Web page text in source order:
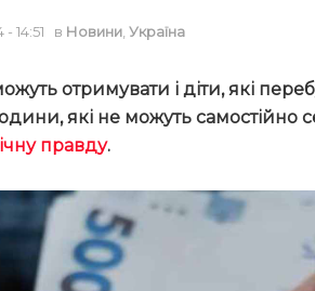
14:51 в Новини, Україна
отримувати і діти, які
які не можуть самостійно
правду.